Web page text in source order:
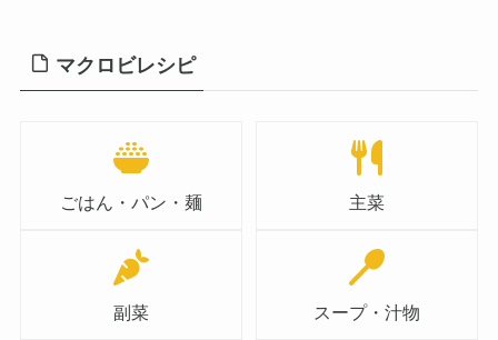
マクロビレシピ
ごはん・パン・麺 主菜
副菜 スープ・汁物